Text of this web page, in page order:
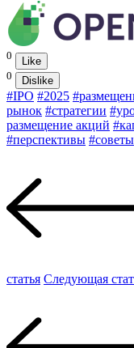
0
Like
0
Dislike
#IPO #2025
рынок #стратегии
размещение акций
#перспективы #советы
статья Следующая